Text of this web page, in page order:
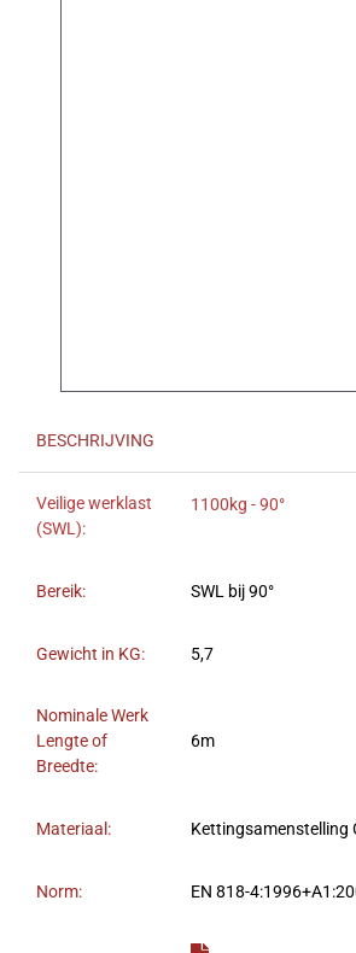
BESCHRIJVING
Veilige werklast
(SWL):
1100kg - 90°
Bereik: SWL bij 90°
Gewicht in KG: 5,7
Nominale Werk
Lengte of
Breedte:
6m
Materiaal: Kettingsamenstelling
Norm: EN 818-